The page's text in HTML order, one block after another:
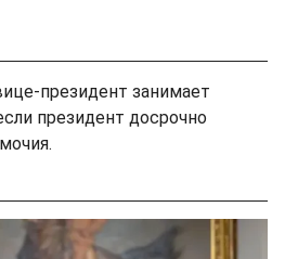
президент занимает
президент досрочно